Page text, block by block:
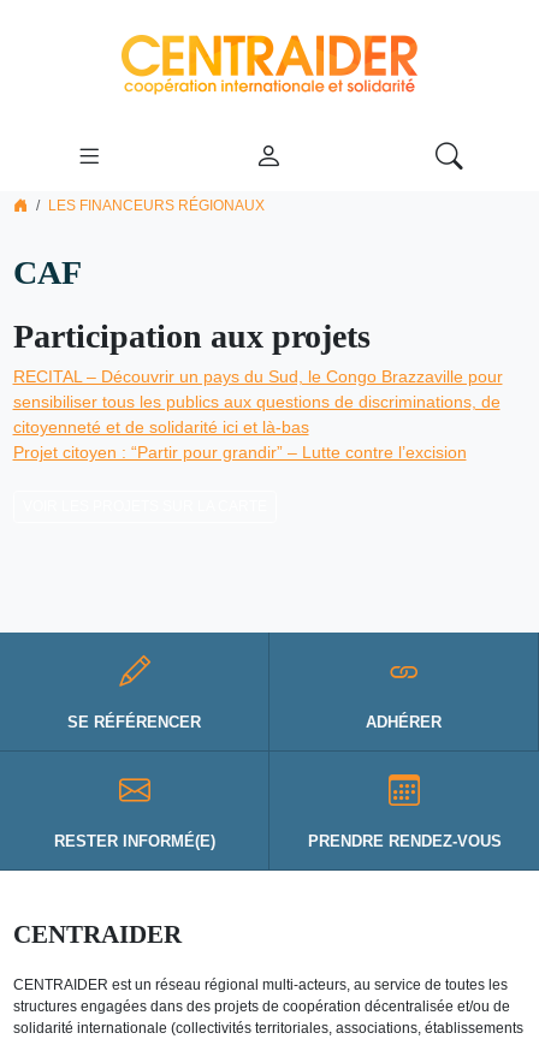
LES FINANCEURS RÉGIONAUX
CAF
Participation aux projets
RECITAL – Découvrir un pays du Sud, le Congo Brazzaville pour
sensibiliser tous les publics aux questions de discriminations, de
citoyenneté et de solidarité ici et là-bas
Projet citoyen : “Partir pour grandir” – Lutte contre l’excision
SE RÉFÉRENCER ADHÉRER
RESTER INFORMÉ(E) PRENDRE RENDEZ-VOUS
CENTRAIDER
CENTRAIDER est un réseau régional multi-acteurs, au service de toutes les
structures engagées dans des projets de coopération décentralisée et/ou de
solidarité internationale (collectivités territoriales, associations, établissements